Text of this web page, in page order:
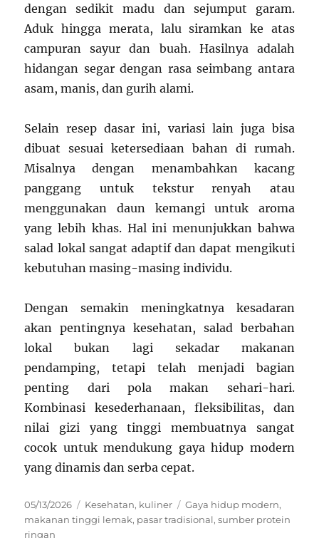
dengan sedikit madu dan sejumput garam.
Aduk hingga merata, lalu siramkan ke atas
campuran sayur dan buah. Hasilnya adalah
hidangan segar dengan rasa seimbang antara
asam, manis, dan gurih alami.
Selain resep dasar ini, variasi lain juga bisa
dibuat sesuai ketersediaan bahan di rumah.
Misalnya dengan menambahkan kacang
panggang untuk tekstur renyah atau
menggunakan daun kemangi untuk aroma
yang lebih khas. Hal ini menunjukkan bahwa
salad lokal sangat adaptif dan dapat mengikuti
kebutuhan masing-masing individu.
Dengan semakin meningkatnya kesadaran
akan pentingnya kesehatan, salad berbahan
lokal bukan lagi sekadar makanan
pendamping, tetapi telah menjadi bagian
penting dari pola makan sehari-hari.
Kombinasi kesederhanaan, fleksibilitas, dan
nilai gizi yang tinggi membuatnya sangat
cocok untuk mendukung gaya hidup modern
yang dinamis dan serba cepat.
Posted
on
05/13/2026 Categories
Kesehatan, kuliner Tags
Gaya hidup modern,
makanan tinggi lemak, pasar tradisional,sumber protein
ringan